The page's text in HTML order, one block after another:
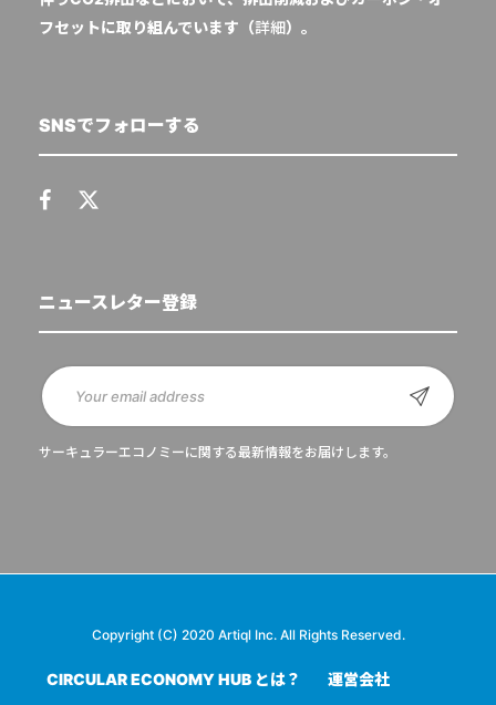
フセットに取り組んでいます（詳細）。
SNSでフォローする
ニュースレター登録
サーキュラーエコノミーに関する最新情報をお届けします。
Copyright (C) 2020 Artiql Inc. All Rights Reserved.
CIRCULAR ECONOMY HUB とは？ 運営会社